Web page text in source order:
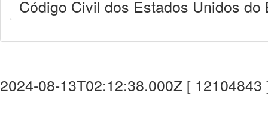
Código Civil dos Estados Unidos do
2024-08-13T02:12:38.000Z [ 12104843